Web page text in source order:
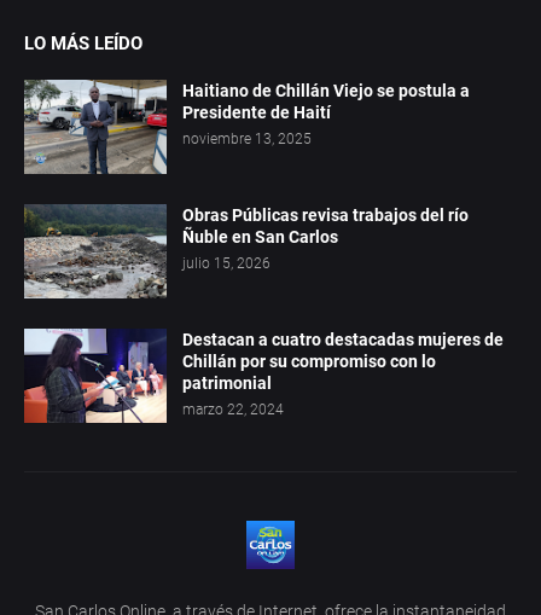
LO MÁS LEÍDO
Haitiano de Chillán Viejo se postula a
Presidente de Haití
noviembre 13, 2025
Obras Públicas revisa trabajos del río
Ñuble en San Carlos
julio 15, 2026
Destacan a cuatro destacadas mujeres de
Chillán por su compromiso con lo
patrimonial
marzo 22, 2024